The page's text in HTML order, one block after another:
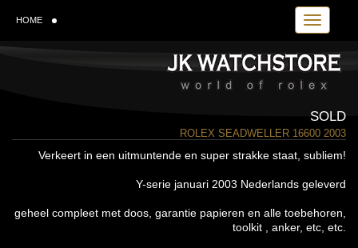
Toggle
HOME
SOLD
ROLEX SEADWELLER 16600 2003
Verkeert in een uitmuntende en super strakke staat, subliem!
Y-serie januari 2003 Nederlands geleverd
geheel compleet met doos, garantie papieren en alle toebehoren,
toolkit , anker, etc, etc.